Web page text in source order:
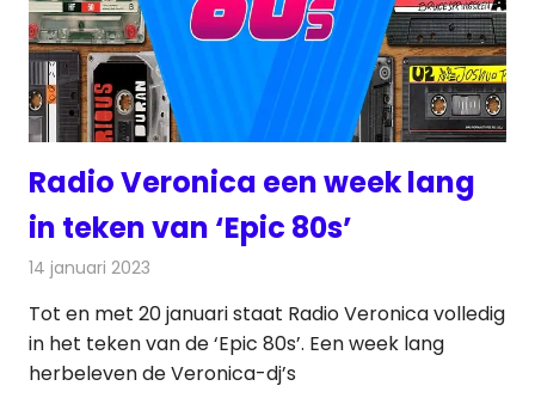
Radio Veronica een week lang
in teken van ‘Epic 80s’
14 januari 2023
Tot en met 20 januari staat Radio Veronica volledig
in het teken van de ‘Epic 80s’. Een week lang
herbeleven de Veronica-dj’s